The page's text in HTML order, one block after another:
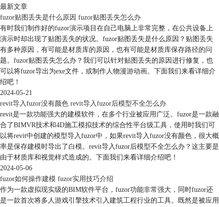
最新文章
fuzor贴图丢失是什么原因 fuzor贴图丢失怎么办
有时我们制作好的fuzor演示项目在自己电脑上非常完整，在公共设备上
演示时却出现了贴图丢失的状况。fuzor贴图丢失是什么原因？贴图丢失
有多种原因，有可能是材质库的原因，也有可能是材质库保存路径的问
题。fuzor贴图丢失怎么办？我们可以针对贴图丢失的原因进行修复，也
可以将fuzor导出为exe文件，或制作人物漫游动画。下面我们来看详细介
绍吧！
2024-05-21
revit导入fuzor没有颜色 revit导入fuzor后模型不全怎么办
revit是一款功能强大的建模软件，在多个行业被应用广泛。fuzor是一款融
合了BIMVR技术和4D施工模拟技术的综合性平台级工具，使用时我们可
以将revit中创建的模型导入fuzor中，如果revit导入fuzor没有颜色，很大概
率是保存建模时导出了白模。revit导入fuzor后模型不全怎么办？这主要是
由于材质库和视觉样式造成的。下面我们来看详细介绍吧！
2024-05-06
fuzor如何操作建模 fuzor实用技巧介绍
作为一款虚拟现实级的BIM软件平台，fuzor功能非常强大，同时fuzor还
是一款首次将多人游戏引擎技术引入建筑工程行业的工具。既然是被应用